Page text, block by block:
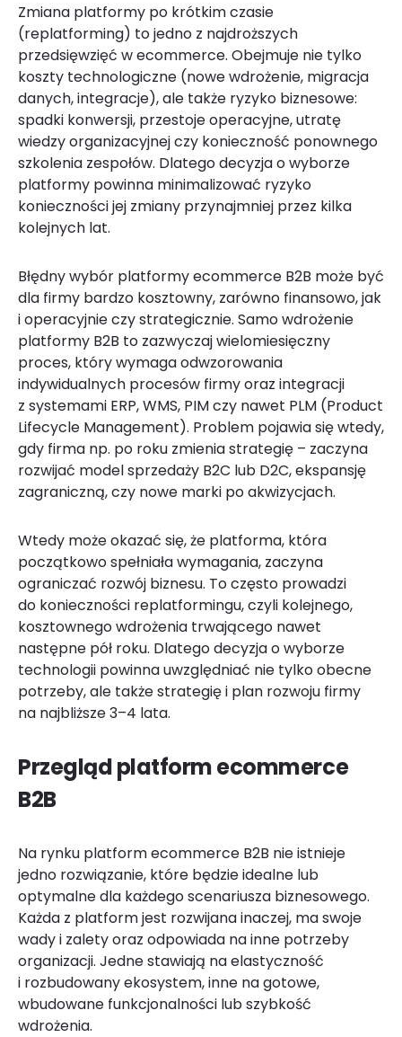
Zmiana platformy po krótkim czasie
(replatforming) to jedno z najdroższych
przedsięwzięć w ecommerce. Obejmuje nie tylko
koszty technologiczne (nowe wdrożenie, migracja
danych, integracje), ale także ryzyko biznesowe:
spadki konwersji, przestoje operacyjne, utratę
wiedzy organizacyjnej czy konieczność ponownego
szkolenia zespołów. Dlatego decyzja o wyborze
platformy powinna minimalizować ryzyko
konieczności jej zmiany przynajmniej przez kilka
kolejnych lat.
Błędny wybór platformy ecommerce B2B może być
dla firmy bardzo kosztowny, zarówno finansowo, jak
i operacyjnie czy strategicznie. Samo wdrożenie
platformy B2B to zazwyczaj wielomiesięczny
proces, który wymaga odwzorowania
indywidualnych procesów firmy oraz integracji
z systemami ERP, WMS, PIM czy nawet PLM (Product
Lifecycle Management). Problem pojawia się wtedy,
gdy firma np. po roku zmienia strategię – zaczyna
rozwijać model sprzedaży B2C lub D2C, ekspansję
zagraniczną, czy nowe marki po akwizycjach.
Wtedy może okazać się, że platforma, która
początkowo spełniała wymagania, zaczyna
ograniczać rozwój biznesu. To często prowadzi
do konieczności replatformingu, czyli kolejnego,
kosztownego wdrożenia trwającego nawet
następne pół roku. Dlatego decyzja o wyborze
technologii powinna uwzględniać nie tylko obecne
potrzeby, ale także strategię i plan rozwoju firmy
na najbliższe 3–4 lata.
Przegląd platform ecommerce
B2B
Na rynku platform ecommerce B2B nie istnieje
jedno rozwiązanie, które będzie idealne lub
optymalne dla każdego scenariusza biznesowego.
Każda z platform jest rozwijana inaczej, ma swoje
wady i zalety oraz odpowiada na inne potrzeby
organizacji. Jedne stawiają na elastyczność
i rozbudowany ekosystem, inne na gotowe,
wbudowane funkcjonalności lub szybkość
wdrożenia.